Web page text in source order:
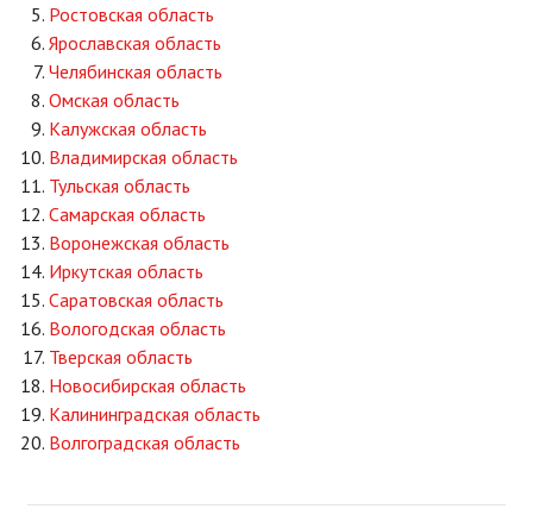
Ростовская область
Ярославская область
Челябинская область
Омская область
Калужская область
Владимирская область
Тульская область
Самарская область
Воронежская область
Иркутская область
Саратовская область
Вологодская область
Тверская область
Новосибирская область
Калининградская область
Волгоградская область